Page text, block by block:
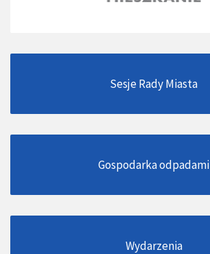
Sesje Rady Miasta
Gospodarka odpadami
Wydarzenia